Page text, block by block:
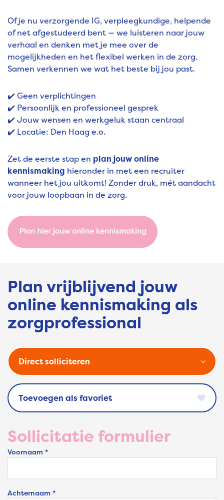
Of je nu verzorgende IG, verpleegkundige, helpende
of net afgestudeerd bent — we luisteren naar jouw
verhaal en denken met je mee over de
mogelijkheden en het flexibel werken in de zorg.
Samen verkennen we wat het beste bij jou past.
✔️ Geen verplichtingen
✔️ Persoonlijk en professioneel gesprek
✔️ Jouw wensen en werkgeluk staan centraal
✔️ Locatie: Den Haag e.o.
Zet de eerste stap en plan jouw online
kennismaking hieronder in met een recruiter
wanneer het jou uitkomt! Zonder druk, mét aandacht
voor jouw loopbaan in de zorg.
Plan vrijblijvend jouw
online kennismaking als
zorgprofessional
Direct solliciteren
favoriet
Sollicitatie formulier
Voornaam *
Achternaam *